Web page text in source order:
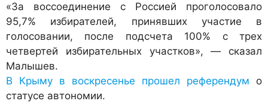
«За воссоединение с Россией проголосовало
95,7% избирателей, принявших участие в
голосовании, после подсчета 100% с трех
четвертей избирательных участков», — сказал
Малышев.
В Крыму в воскресенье прошел референдум о
статусе автономии.